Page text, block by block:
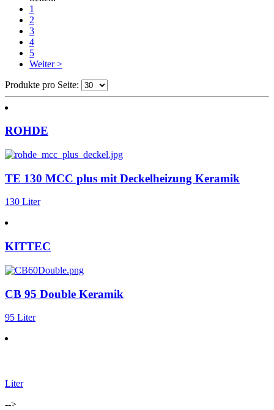
1
2
3
4
5
Weiter >
Produkte pro Seite:
ROHDE
TE 130 MCC plus mit Deckelheizung Keramik
130 Liter
KITTEC
CB 95 Double Keramik
95 Liter
Liter
-->